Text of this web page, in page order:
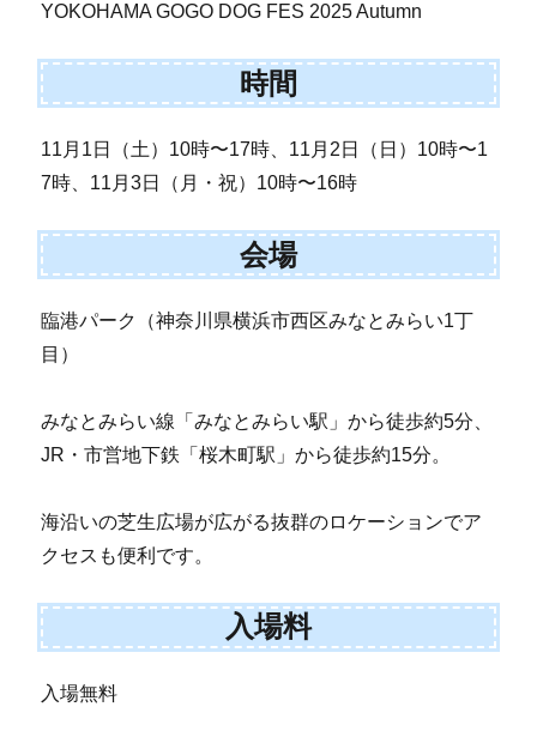
YOKOHAMA GOGO DOG FES 2025 Autumn
時間
11月1日（土）10時〜17時、11月2日（日）10時〜1
7時、11月3日（月・祝）10時〜16時
会場
臨港パーク（神奈川県横浜市西区みなとみらい1丁
目）
みなとみらい線「みなとみらい駅」から徒歩約5分、
JR・市営地下鉄「桜木町駅」から徒歩約15分。
海沿いの芝生広場が広がる抜群のロケーションでア
クセスも便利です。
入場料
入場無料